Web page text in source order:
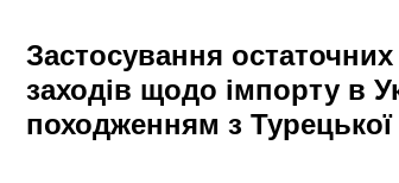
Застосування
заходів щодо імпорту в
походженням з Турецької